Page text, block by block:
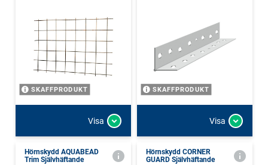
SKAFFPRODUKT
Visa
SKAFFPRODUKT
Visa
Hörnskydd AQUABEAD
Trim Självhäftande
Hörnskydd CORNER
GUARD Självhäftande